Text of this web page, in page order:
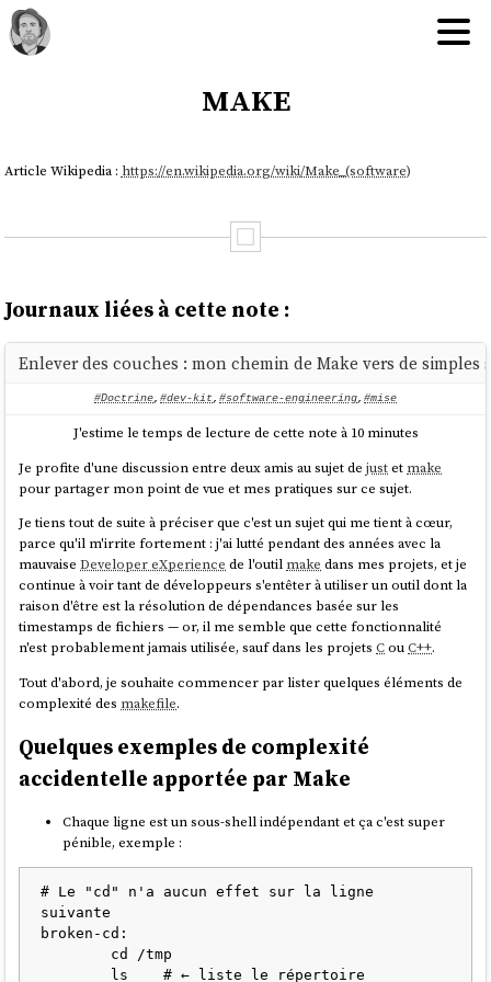
make
Article Wikipedia : https://en.wikipedia.org/wiki/Make_(software)
Journaux liées à cette note :
Enlever des couches : mon chemin de Make vers de simples
#Doctrine, #dev-kit, #software-engineering, #mise
J'estime le temps de lecture de cette note à 10 minutes
Je profite d'une discussion entre deux amis au sujet dejustet make
pour partager mon point de vue et mes pratiques sur ce sujet.
Je tiens tout de suite à préciser que c'est un sujet qui me tient à cœur,
parce qu'il m'irrite fortement : j'ai lutté pendant des années avec la
mauvaiseDeveloper eXperience de l'outil make dans mes projets, et je
continue à voir tant de développeurs s'entêter à utiliser un outil dont la
raison d'être est la résolution de dépendances basée sur les
timestamps de fichiers — or, il me semble que cette fonctionnalité
n'est probablement jamais utilisée, sauf dans les projetsCouC++.
Tout d'abord, je souhaite commencer par lister quelques éléments de
complexité des makefile.
Quelques exemples de complexité
accidentelle apportée par Make
Chaque ligne est un sous-shell indépendant et ça c'est super
pénible, exemple :
# Le "cd" n'a aucun effet sur la ligne
suivante
broken-cd: